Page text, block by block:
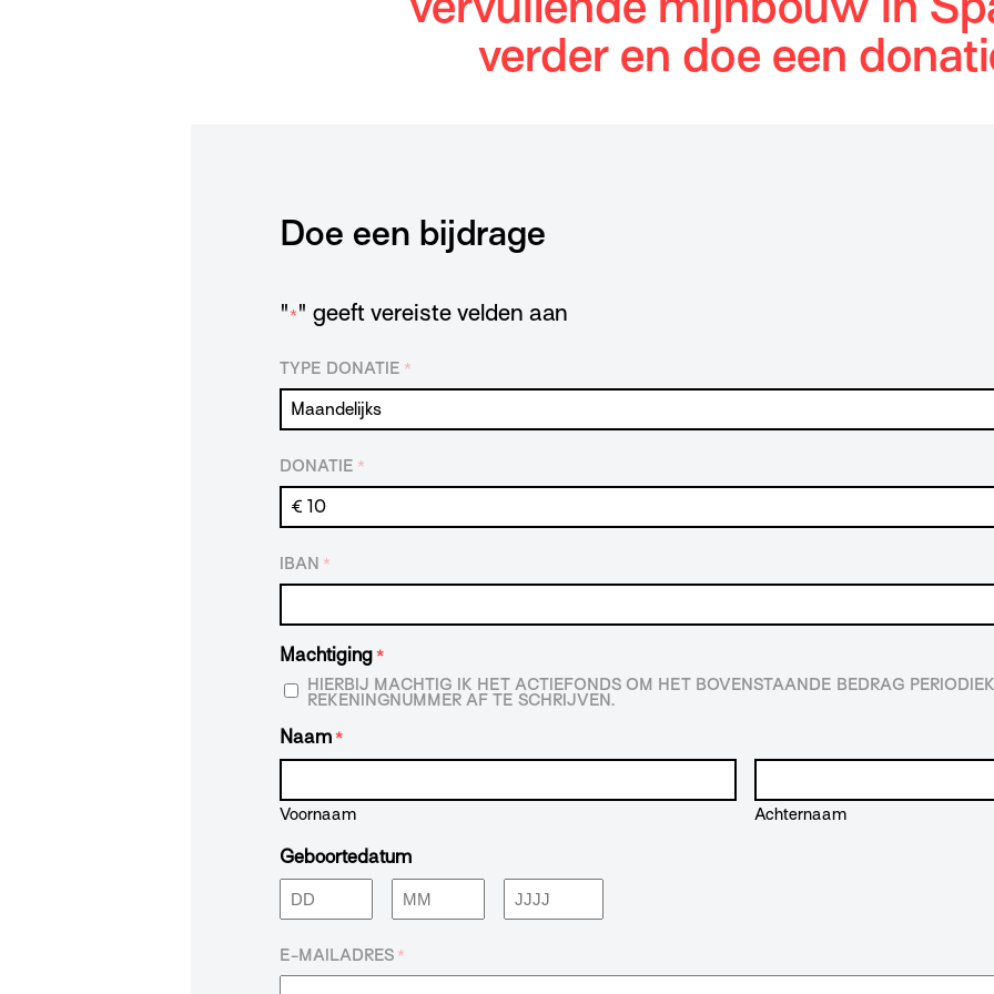
verder en doe een
Doe een bijdrage
" * " geeft vereiste velden aan
TYPE DONATIE *
DONATIE *
IBAN *
Machtiging *
HIERBIJ MACHTIG IK HET ACTIEFONDS OM HET BOVENSTAANDE BEDRAG
REKENINGNUMMER AF TE SCHRIJVEN.
Naam *
Voornaam Achternaam
Geboortedatum
Dag Maand Jaar
E-MAILADRES *